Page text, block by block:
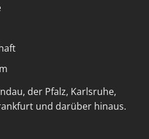
der Pfalz, Karlsruhe,
und darüber hinaus.